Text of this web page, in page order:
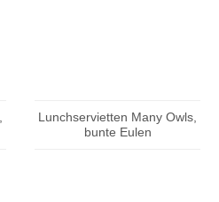
Lunchservietten Many Owls,
bunte Eulen